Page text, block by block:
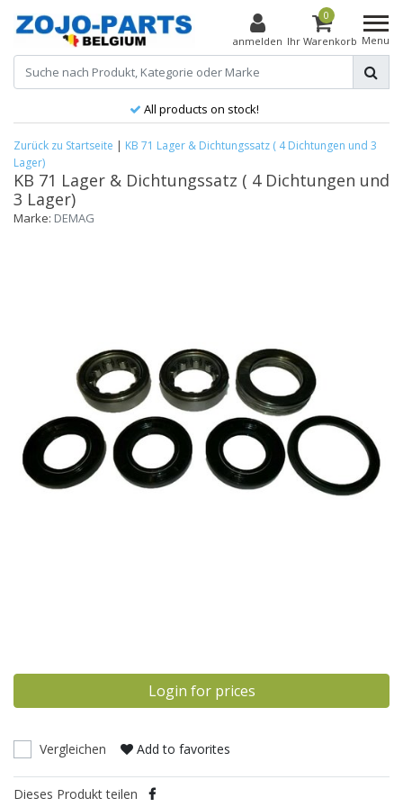
anmelden
0
Ihr Warenkorb Menu
All products on stock!
Zurück zu Startseite | KB 71 Lager & Dichtungssatz ( 4 Dichtungen und 3
Lager)
KB 71 Lager & Dichtungssatz ( 4 Dichtungen und
3 Lager)
Marke: DEMAG
Login for prices
Vergleichen Add to favorites
Dieses Produkt teilen